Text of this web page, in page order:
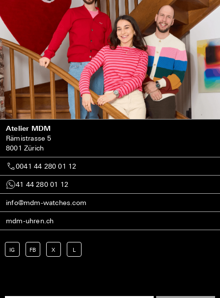
Atelier MDM
Rämistrasse 5
8001 Zürich
0041 44 280 01 12
41 44 280 01 12
info@mdm-watches.com
mdm-uhren.ch
IG FB X L